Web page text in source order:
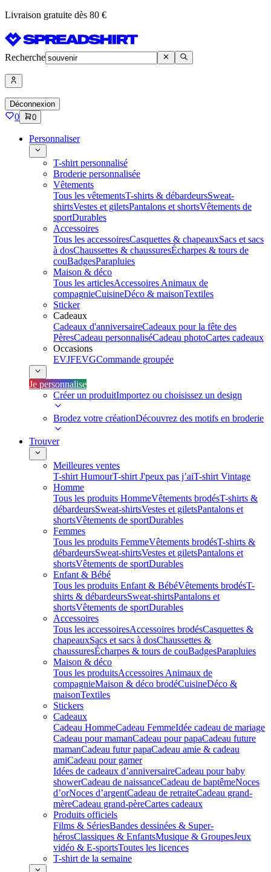
Livraison gratuite dès 80 €
Recherche
Déconnexion
0 0
Personnaliser
T-shirt personnalisé
Broderie personnalisée
Vêtements
Tous les vêtementsT-shirts & débardeursSweat-
shirtsVestes et giletsPantalons et shortsVêtements de
sportDurables
Accessoires
Tous les accessoiresCasquettes & chapeauxSacs et sacs
à dosChaussettes & chaussuresÉcharpes & tours de
couBadgesParapluies
Maison & déco
Tous les articlesAccessoires Animaux de
compagnieCuisineDéco & maisonTextiles
Sticker
Cadeaux
Cadeaux d'anniversaireCadeaux pour la fête des
PèresCadeau personnaliséCadeau photoCartes cadeaux
Occasions
EVJFEVGCommande groupée
Je personnalise
Créer un produitImportez ou choisissez un design
Brodez votre créationDécouvrez des motifs en broderie
Trouver
Meilleures ventes
T-shirt HumourT-shirt J'peux pas j’aiT-shirt Vintage
Homme
Tous les produits HommeVêtements brodésT-shirts &
débardeursSweat-shirtsVestes et giletsPantalons et
shortsVêtements de sportDurables
Femmes
Tous les produits FemmeVêtements brodésT-shirts &
débardeursSweat-shirtsVestes et giletsPantalons et
shortsVêtements de sportDurables
Enfant & Bébé
Tous les produits Enfant & BébéVêtements brodésT-
shirts & débardeursSweat-shirtsPantalons et
shortsVêtements de sportDurables
Accessoires
Tous les accessoiresAccessoires brodésCasquettes &
chapeauxSacs et sacs à dosChaussettes &
chaussuresÉcharpes & tours de couBadgesParapluies
Maison & déco
Tous les produitsAccessoires Animaux de
compagnieMaison & déco brodéCuisineDéco &
maisonTextiles
Stickers
Cadeaux
Cadeau HommeCadeau FemmeIdée cadeau de mariage​
Cadeau pour mamanCadeau pour papaCadeau future
mamanCadeau futur papaCadeau amie & cadeau
amiCadeau pour gamer
Idées de cadeaux d’anniversaireCadeau pour baby
showerCadeau de naissanceCadeau de baptêmeNoces
d’orNoces d’argentCadeau de retraiteCadeau grand-
mèreCadeau grand-pèreCartes cadeaux
Produits officiels
Films & SériesBandes dessinées & Super-
hérosClassiques & EnfantsMusique & GroupesJeux
vidéo & E-sportsToutes les licences
T-shirt de la semaine